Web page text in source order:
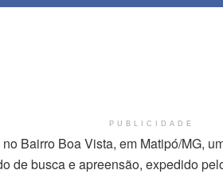
PUBLICIDADE
Bairro Boa Vista, em Matipó/MG,
de busca e apreensão, expedido